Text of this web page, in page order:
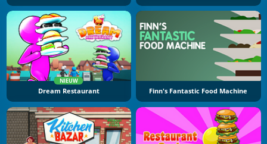
NIEUW
Dream Restaurant Finn's Fantastic Food Machine